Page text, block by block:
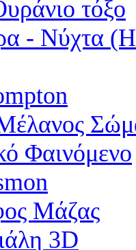
τόξο
- Νύχτα
Φαινόμενο
Μάζας
3D